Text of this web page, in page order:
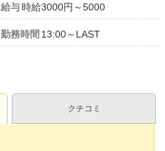
給与時給3000円～5000
勤務時間 13:00～LAST
クチコミ